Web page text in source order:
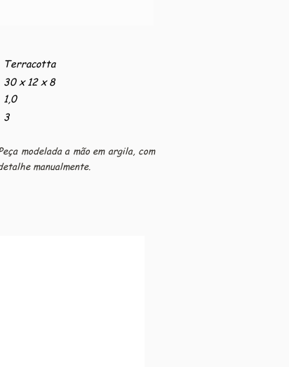
Terracotta
30 x 12 x 8
1,0
3
modelada a mão em argila, com
manualmente.